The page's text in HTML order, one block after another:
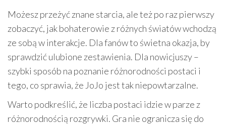
Możesz przeżyć znane starcia, ale też po raz pierwszy
zobaczyć, jak bohaterowie z różnych światów wchodzą
ze sobą w interakcje. Dla fanów to świetna okazja, by
sprawdzić ulubione zestawienia. Dla nowicjuszy –
szybki sposób na poznanie różnorodności postaci i
tego, co sprawia, że JoJo jest tak niepowtarzalne.
Warto podkreślić, że liczba postaci idzie w parze z
różnorodnością rozgrywki. Gra nie ogranicza się do